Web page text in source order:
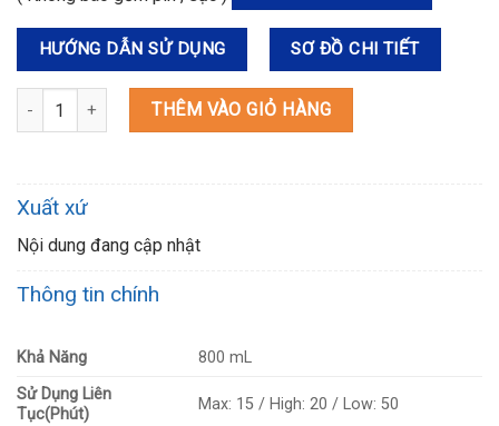
HƯỚNG DẪN SỬ DỤNG SƠ ĐỒ CHI TIẾT
DCL281FZW MÁY HÚT BỤI DÙNG PIN(HEPA/BL)(18V) số lượng
THÊM VÀO GIỎ HÀNG
Xuất xứ
Nội dung đang cập nhật
Thông tin chính
Khả Năng
800 mL
Sử Dụng Liên
Tục(Phút)
Max: 15 / High: 20 / Low: 50